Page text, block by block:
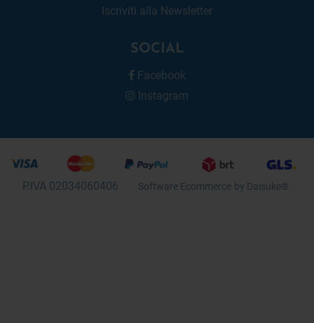
Iscriviti alla Newsletter
SOCIAL
Facebook
Instagram
P.IVA 02034060406 Software Ecommerce by Daisuke®